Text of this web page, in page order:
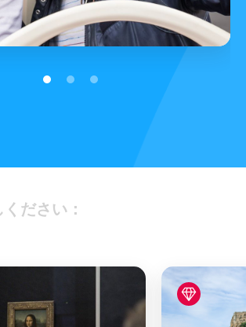
ツアー
ださい：